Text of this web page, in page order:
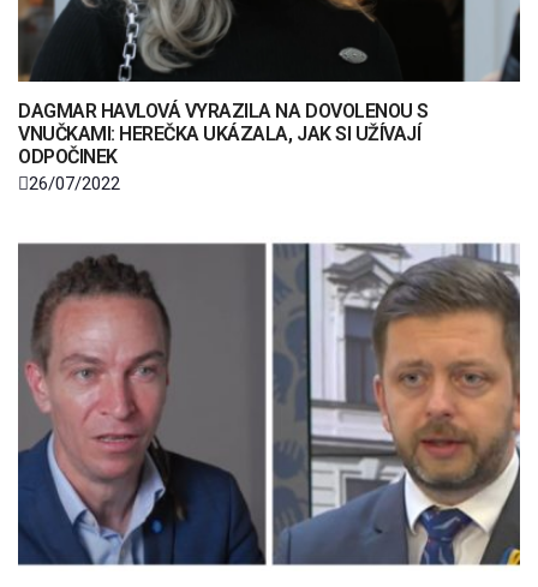
DAGMAR HAVLOVÁ VYRAZILA NA DOVOLENOU S
VNUČKAMI: HEREČKA UKÁZALA, JAK SI UŽÍVAJÍ
ODPOČINEK
26/07/2022